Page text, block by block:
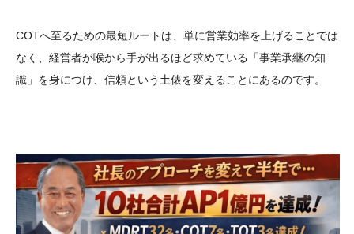
COTへ至るための最短ルートは、単に営業効率を上げることでは
なく、経営者が喉から手が出るほど求めている「事業承継の知
識」を身につけ、信頼という土俵を変えることにあるのです。